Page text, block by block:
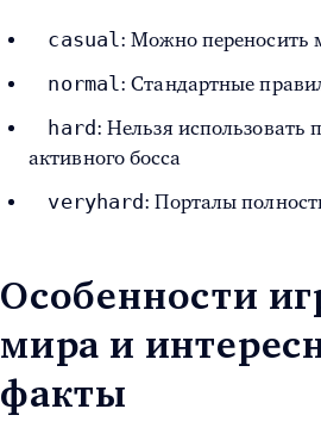
casual: Можно переносить
normal: Стандартные
hard: Нельзя использовать
активного босса
veryhard: Порталы
Особенности
мира и
факты